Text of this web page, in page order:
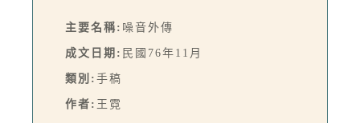
主要名稱: 噪音外傳
成文日期: 民國76年11月
類別: 手稿
作者: 王霓